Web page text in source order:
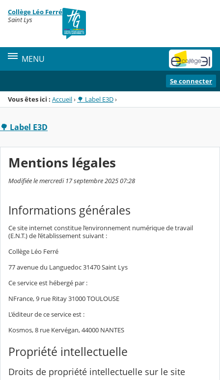
Menu de la rubrique
Contenu
Collège Léo Ferré
Saint Lys
MENU
Se connecter
Vous êtes ici : Accueil› 🌳 Label E3D›
🌳 Label E3D
Mentions légales
Modifiée le mercredi 17 septembre 2025 07:28
Informations générales
Ce site internet constitue l’environnement numérique de travail
(E.N.T.) de l’établissement suivant :
Collège Léo Ferré
77 avenue du Languedoc 31470 Saint Lys
Ce service est hébergé par :
NFrance, 9 rue Ritay 31000 TOULOUSE
L’éditeur de ce service est :
Kosmos, 8 rue Kervégan, 44000 NANTES
Propriété intellectuelle
Droits de propriété intellectuelle sur le site